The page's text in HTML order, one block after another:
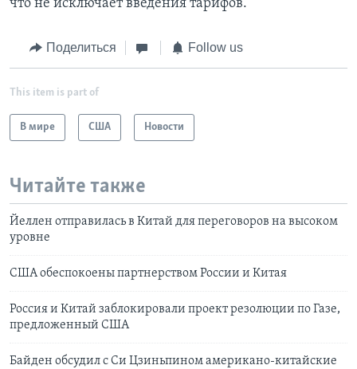
что не исключает введения тарифов.
Поделиться Follow us
This item is part of
В мире США Новости
Читайте также
Йеллен отправилась в Китай для переговоров на высоком
уровне
США обеспокоены партнерством России и Китая
Россия и Китай заблокировали проект резолюции по Газе,
предложенный США
Байден обсудил с Си Цзиньпином американо-китайские